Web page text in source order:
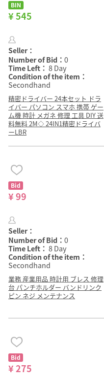
BIN
¥ 545
Seller：
Number of Bid： 0
Time Left： 8 Day
Condition of the item：
Secondhand
精密ドライバー 24本セット ドラ
イバー パソコン スマホ 携帯 ゲー
ム機 時計 メガネ 修理 工具 DIY 送
料無料 2M◇ 24IN1精密ドライバ
ーLBR
Bid
¥ 99
Seller：
Number of Bid： 0
Time Left： 8 Day
Condition of the item：
Secondhand
業務 産業用品 時計用 ブレス 修理
台 パンチホルダー バンドリンク
ピン ネジ メンテナンス
Bid
¥ 275